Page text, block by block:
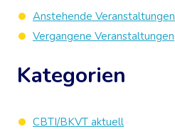
Anstehende Veranstaltungen
Vergangene Veranstaltungen
Kategorien
CBTI/BKVT aktuell